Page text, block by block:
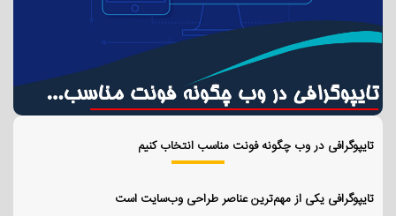
تایپوگرافی در وب چگونه فونت مناسب انتخاب کنیم
تایپوگرافی یکی از مهم‌ترین عناصر طراحی وب‌سایت است